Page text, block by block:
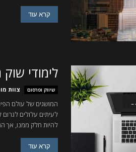
קרא עוד
לימודי שוק
שיווק ופרסום צוות
המושגים של עולם
לעיתים עלולים
להיות חלק ממנו, אך
קרא עוד